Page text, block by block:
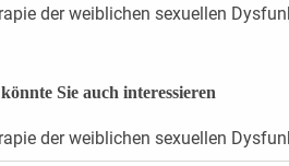
der weiblichen sexuellen
Sie auch interessieren
der weiblichen sexuellen